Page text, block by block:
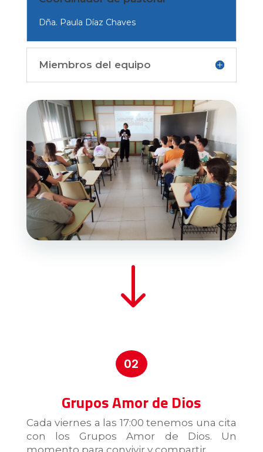
Dña. Paula Díaz Chaves
Miembros del equipo
"
02
Grupos Amor de Dios
Cada viernes a las 17:00 tenemos una cita
con los Grupos Amor de Dios. Un
momento para convivir y compartir.